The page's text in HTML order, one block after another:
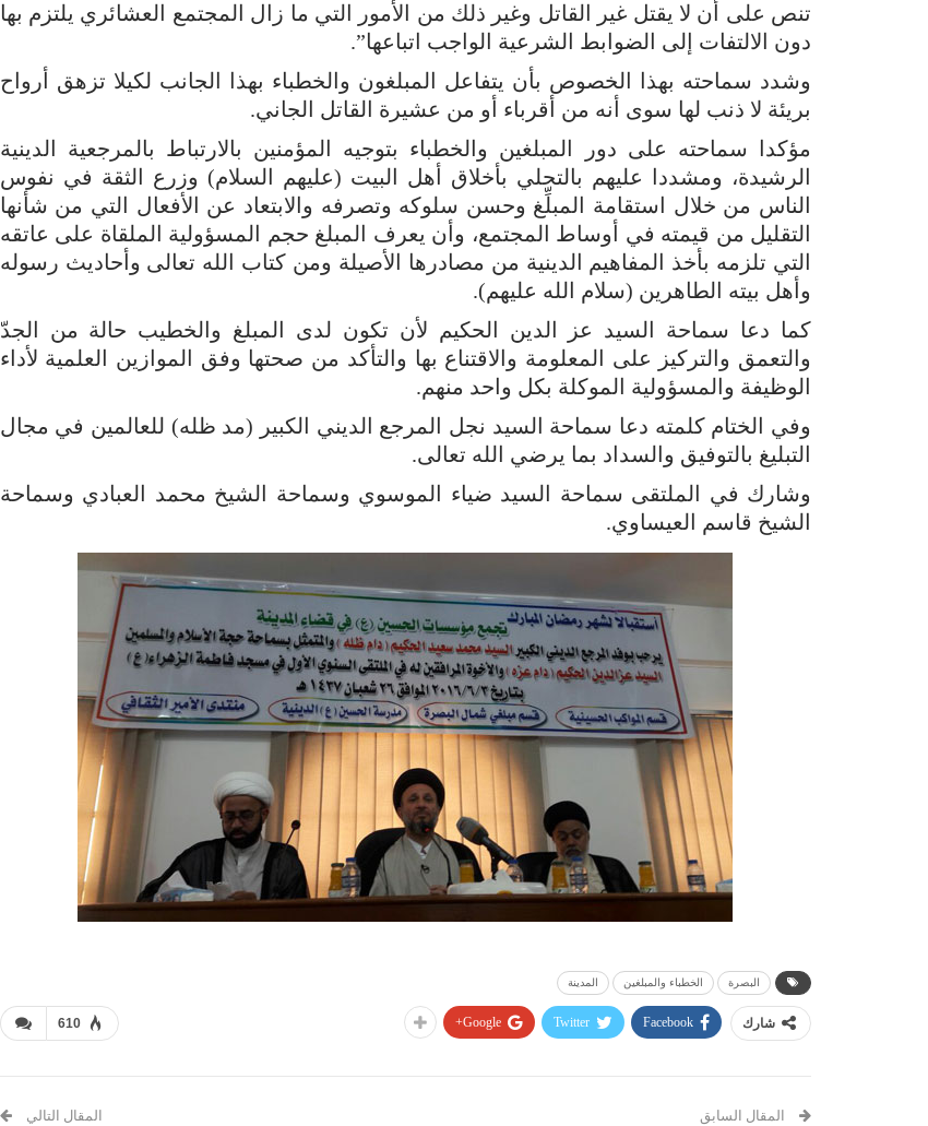
تنص على أن لا يقتل غير القاتل وغير ذلك من الأمور التي ما زال المجتمع العشائري يلتزم بها
دون الالتفات إلى الضوابط الشرعية الواجب اتباعها”.
وشدد سماحته بهذا الخصوص بأن يتفاعل المبلغون والخطباء بهذا الجانب لكيلا تزهق أرواح
بريئة لا ذنب لها سوى أنه من أقرباء أو من عشيرة القاتل الجاني.
مؤكدا سماحته على دور المبلغين والخطباء بتوجيه المؤمنين بالارتباط بالمرجعية الدينية
الرشيدة، ومشددا عليهم بالتحلي بأخلاق أهل البيت (عليهم السلام) وزرع الثقة في نفوس
الناس من خلال استقامة المبلِّغ وحسن سلوكه وتصرفه والابتعاد عن الأفعال التي من شأنها
التقليل من قيمته في أوساط المجتمع، وأن يعرف المبلغ حجم المسؤولية الملقاة على عاتقه
التي تلزمه بأخذ المفاهيم الدينية من مصادرها الأصيلة ومن كتاب الله تعالى وأحاديث رسوله
وأهل بيته الطاهرين (سلام الله عليهم).
كما دعا سماحة السيد عز الدين الحكيم لأن تكون لدى المبلغ والخطيب حالة من الجدّ
والتعمق والتركيز على المعلومة والاقتناع بها والتأكد من صحتها وفق الموازين العلمية لأداء
الوظيفة والمسؤولية الموكلة بكل واحد منهم.
وفي الختام كلمته دعا سماحة السيد نجل المرجع الديني الكبير (مد ظله) للعالمين في مجال
التبليغ بالتوفيق والسداد بما يرضي الله تعالى.
وشارك في الملتقى سماحة السيد ضياء الموسوي وسماحة الشيخ محمد العبادي وسماحة
الشيخ قاسم العيساوي.
البصرة الخطباء والمبلغين المدينة
610 شارك Facebook
Twitter
Google+
المقال السابق المقال التالي